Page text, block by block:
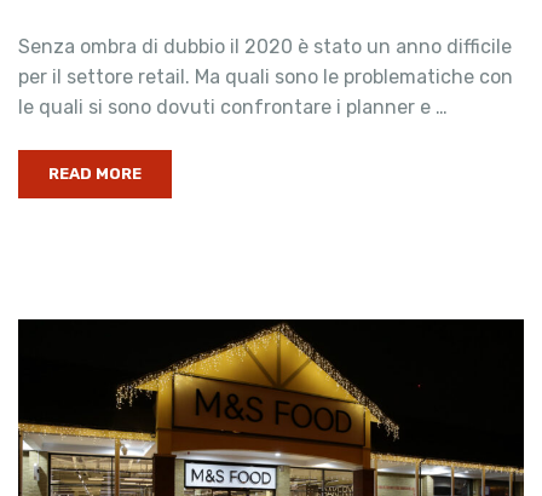
Senza ombra di dubbio il 2020 è stato un anno difficile
per il settore retail. Ma quali sono le problematiche con
le quali si sono dovuti confrontare i planner e …
READ MORE